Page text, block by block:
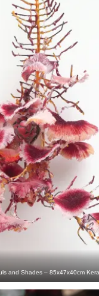
and Shades – 85x47x40cm